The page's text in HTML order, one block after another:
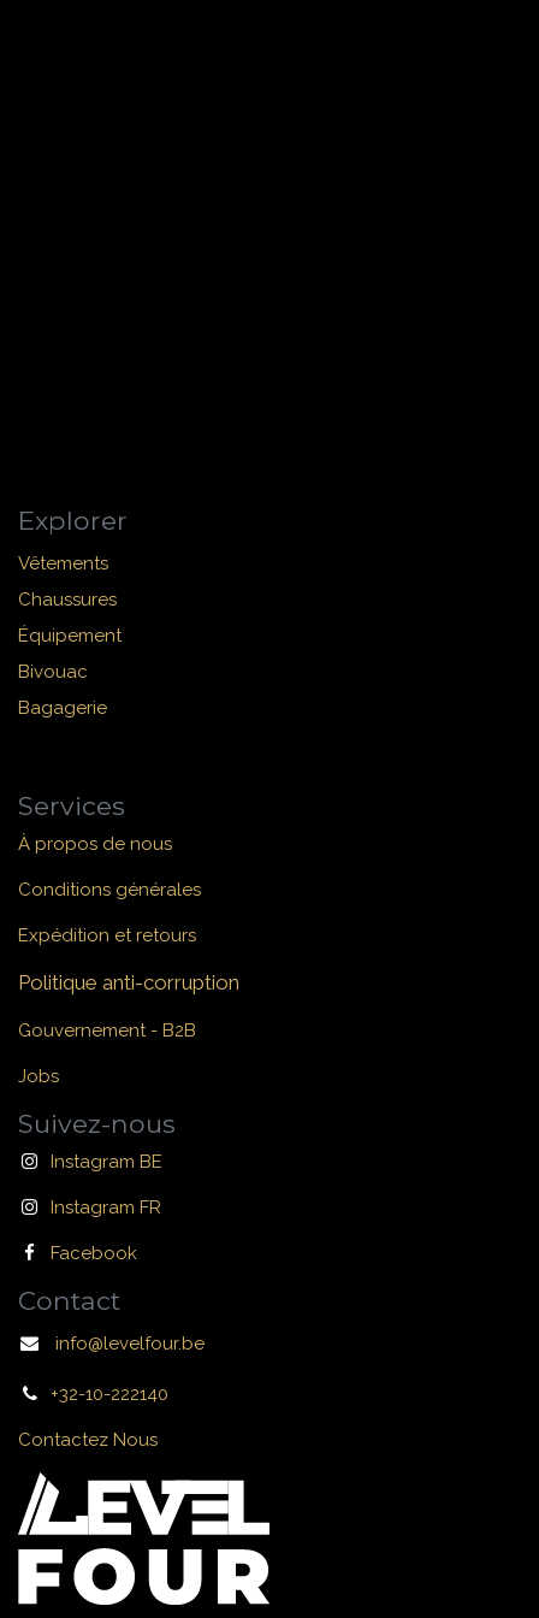
Explorer
Vêtements
Chaussures
Équipement
Bivouac
Bagagerie
Services
À propos de nous
Conditions générales
Expédition et retours
Politique anti-corruption
Gouvernement - B2B
Jobs
Suivez-nous
Instagram BE
Instagram FR
Facebook
Contact
info@levelfour.be
+32-10-222140
Contactez Nous